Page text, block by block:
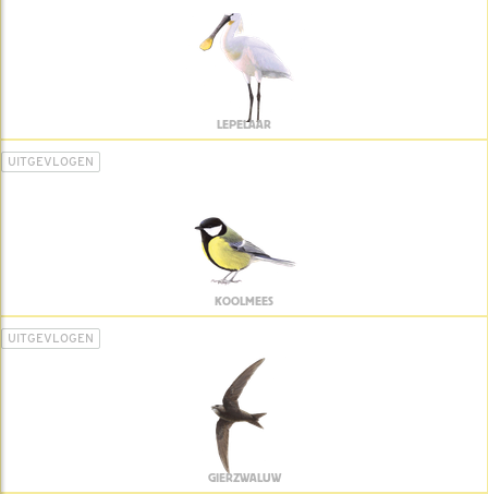
LEPELAAR
UITGEVLOGEN
KOOLMEES
UITGEVLOGEN
GIERZWALUW